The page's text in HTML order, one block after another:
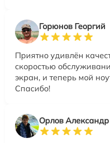
Горюнов Георгий
Приятно удивлён
скоростью
экран, и теперь мой
Спасибо!
Орлов Александр